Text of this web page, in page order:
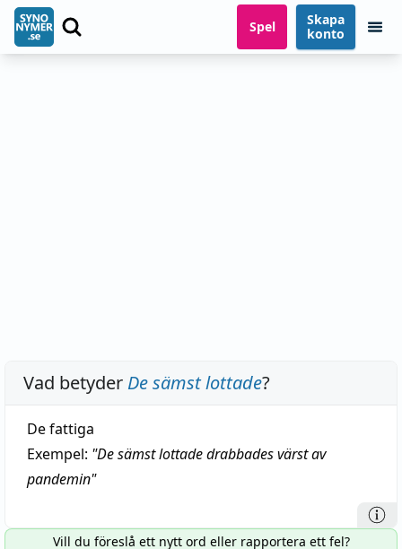
Spel
Skapa
konto
Vad betyder De sämst lottade?
De fattiga
Exempel: "De sämst lottade drabbades värst av
pandemin"
Vill du föreslå ett nytt ord eller rapportera ett fel?